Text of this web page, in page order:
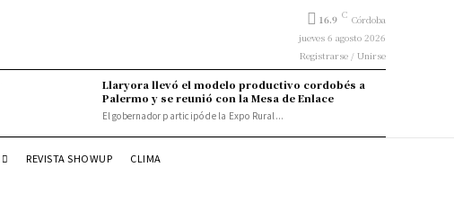
16.9 C Córdoba
jueves 6 agosto 2026
Registrarse / Unirse
Llaryora llevó el modelo productivo cordobés a
Palermo y se reunió con la Mesa de Enlace
El gobernador participó de la Expo Rural...
REVISTA SHOWUP CLIMA